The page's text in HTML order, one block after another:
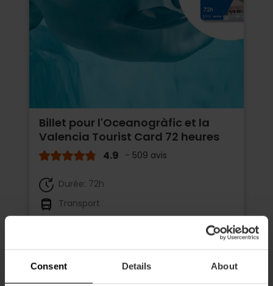
Consent Details About
Billet pour l'Oceanogràfic et la
Valencia Tourist Card 72 heures
4.9 - 509 avis
Durée: 72h
Transport